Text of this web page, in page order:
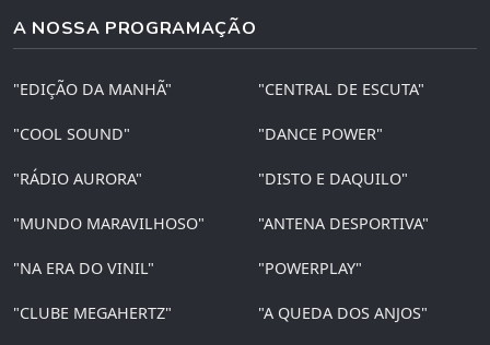
A NOSSA PROGRAMAÇÃO
"EDIÇÃO DA MANHÃ" "CENTRAL DE ESCUTA"
"COOL SOUND" "DANCE POWER"
"RÁDIO AURORA" "DISTO E DAQUILO"
"MUNDO MARAVILHOSO" "ANTENA DESPORTIVA"
"NA ERA DO VINIL" "POWERPLAY"
"CLUBE MEGAHERTZ" "A QUEDA DOS ANJOS"